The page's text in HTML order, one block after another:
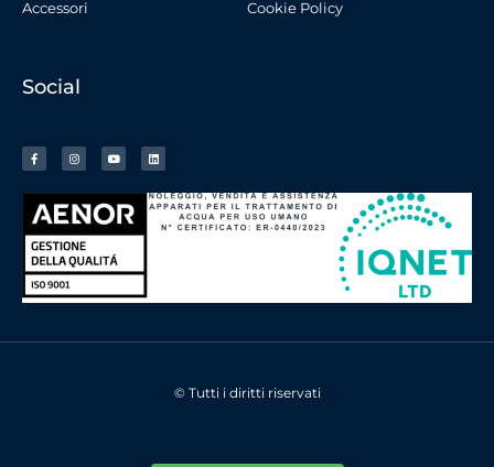
Accessori
Cookie Policy
Social
© Tutti i diritti riservati